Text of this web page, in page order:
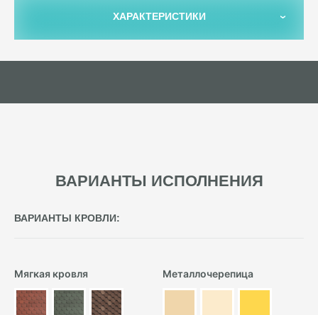
ХАРАКТЕРИСТИКИ
ВАРИАНТЫ ИСПОЛНЕНИЯ
ВАРИАНТЫ КРОВЛИ:
Мягкая кровля Металлочерепица